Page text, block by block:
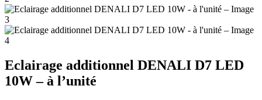
Eclairage additionnel DENALI D7 LED
10W – à l’unité